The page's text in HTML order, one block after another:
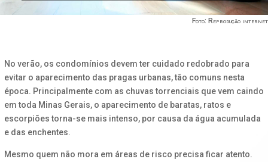
Foto: Reprodução internet
No verão, os condomínios devem ter cuidado redobrado para
evitar o aparecimento das pragas urbanas, tão comuns nesta
época. Principalmente com as chuvas torrenciais que vem caindo
em toda Minas Gerais, o aparecimento de baratas, ratos e
escorpiões torna-se mais intenso, por causa da água acumulada
e das enchentes.
Mesmo quem não mora em áreas de risco precisa ficar atento.